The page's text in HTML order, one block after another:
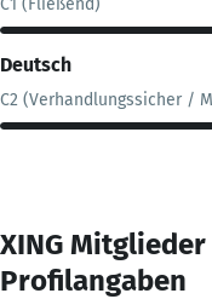
Deutsch
C2 (Verhandlungssicher /
XING
Profilangaben